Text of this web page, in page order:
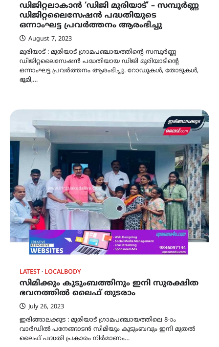
ഡിജിറ്റലാകാന്‍ ‘ഡിജി മുരിയാട്’ – സമ്പൂര്‍ണ്ണ
ഡിജിറ്റലൈസേഷന്‍ പദ്ധതിയുടെ
ഒന്നാംഘട്ട പ്രവര്‍ത്തനം ആരംഭിച്ചു
August 7, 2023
മുരിയാട് : മുരിയാട് ഗ്രാമപഞ്ചായത്തിന്‍റെ സമ്പൂര്‍ണ്ണ
ഡിജിറ്റലൈസേഷന്‍ പദ്ധതിയായ ഡിജി മുരിയാടിന്‍റെ
ഒന്നാംഘട്ട പ്രവര്‍ത്തനം ആരംഭിച്ചു. റോഡുകള്‍, തോടുകള്‍,
ഭൂമി,…
LATEST LOCALBODY
സിമിക്കും കുടുംബത്തിനും ഇനി സുരക്ഷിത
ഭവനത്തില്‍ ലൈഫ് തുടരാം
July 26, 2023
ഇരിങ്ങാലക്കുട : മുരിയാട് ഗ്രാമപഞ്ചായത്തിലെ 8-ാം
വാര്‍ഡില്‍ പനേങ്ങാടന്‍ സിമിയും കുടുംബവും ഇനി മുതൽ
ലൈഫ് പദ്ധതി പ്രകാരം നിർമാണം…